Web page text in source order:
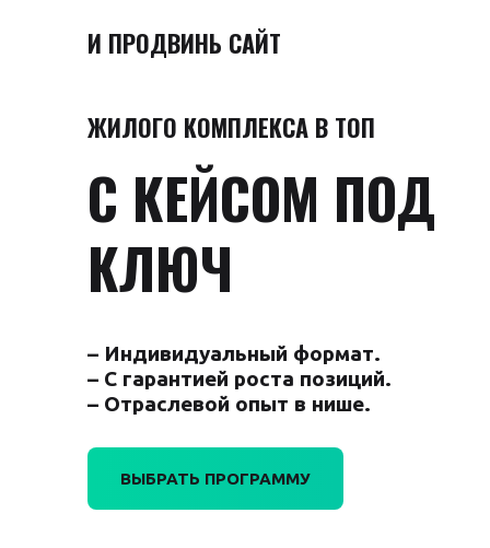
И ПРОДВИНЬ САЙТ
ЖИЛОГО КОМПЛЕКСА В ТОП
С КЕЙСОМ ПОД
КЛЮЧ
– Индивидуальный формат.
– С гарантией роста позиций.
– Отраслевой опыт в нише.
ВЫБРАТЬ ПРОГРАММУ